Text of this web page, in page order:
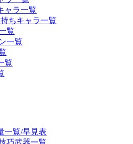
ャラ一覧
ちキャラ一覧
覧
一覧
覧
一覧/早見表
巧武器一覧